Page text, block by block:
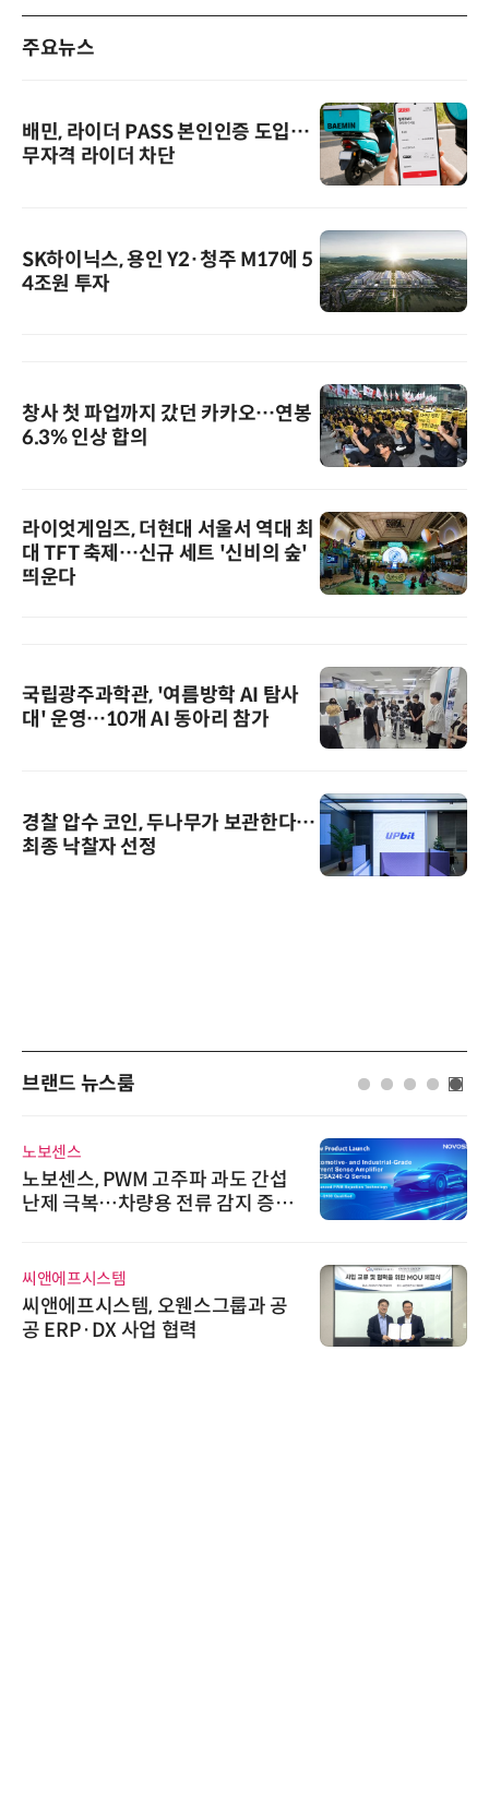
주요뉴스
배민, 라이더 PASS 본인인증 도입…
무자격 라이더 차단
SK하이닉스, 용인 Y2·청주 M17에 5
4조원 투자
창사 첫 파업까지 갔던 카카오…연봉
6.3% 인상 합의
라이엇게임즈, 더현대 서울서 역대 최
대 TFT 축제…신규 세트 '신비의 숲'
띄운다
국립광주과학관, '여름방학 AI 탐사
대' 운영…10개 AI 동아리 참가
경찰 압수 코인, 두나무가 보관한다…
최종 낙찰자 선정
브랜드 뉴스룸
노보센스
노보센스, PWM 고주파 과도 간섭
난제 극복…차량용 전류 감지 증폭
씨앤에프시스템
씨앤에프시스템, 오웬스그룹과 공
공 ERP·DX 사업 협력